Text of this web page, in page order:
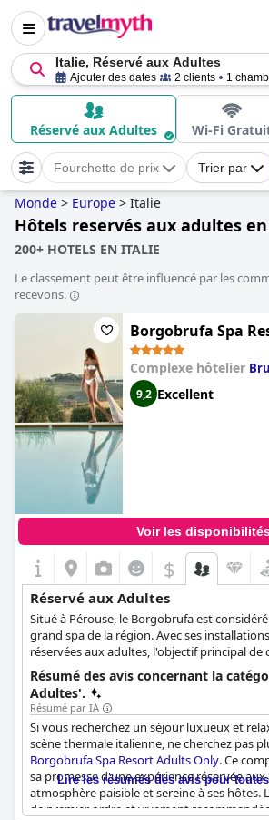
Italie, Réservé aux Adultes
Ajouter des dates 2 clients 1
Réservé aux Adultes Wi-Fi
Fourchette de prix Trier par
Monde > Europe > Italie
Hôtels reservés aux adultes
200+ HOTELS EN ITALIE
Le classement peut être influencé par les
recevons.
Borgobrufa Spa
Complexe hôtelier
9,2 Excellent
Voir les
$
Réservé aux Adultes
Situé à Pérouse, le Borgobrufa est
grand spa de la région. Avec ses
réservées aux adultes, l'objectif principal de
est de rendre votre séjour aussi relaxant que
propose une variété d'activités pour deux
puissent se rapprocher l'un de l'autre.
Résumé des avis concernant la
Adultes'.
Résumé par IA
Si vous recherchez un séjour luxueux et
scène thermale italienne, ne cherchez pas
Borgobrufa Spa Resort Adults Only. Ce
sa promesse d'une expérience réservée
atmosphère paisible et sereine à ses hôtes.
de premier ordre et vivement
Lire les résumés des avis pour